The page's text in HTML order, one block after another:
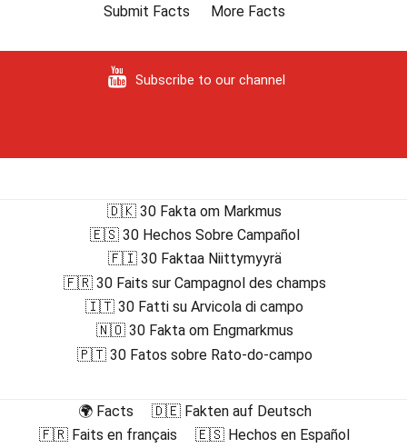
Submit Facts
More Facts
Subscribe to our channel
🇩🇰 30 Fakta om Markmus
🇪🇸 30 Hechos Sobre Campañol
🇫🇮 30 Faktaa Niittymyyrä
🇫🇷 30 Faits sur Campagnol des champs
🇮🇹 30 Fatti su Arvicola di campo
🇳🇴 30 Fakta om Engmarkmus
🇵🇹 30 Fatos sobre Rato-do-campo
🌍 Facts
🇩🇪 Fakten auf Deutsch
🇫🇷 Faits en français
🇪🇸 Hechos en Español